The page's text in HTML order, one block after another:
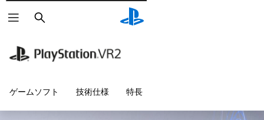
検
索
ゲームソフト 技術仕様 特長